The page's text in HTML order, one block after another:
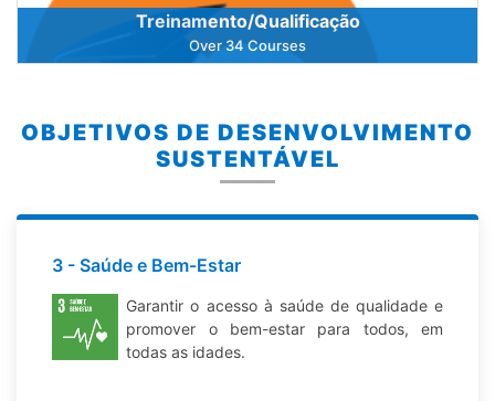
Treinamento/Qualificação
Over 34 Courses
OBJETIVOS DE DESENVOLVIMENTO
SUSTENTÁVEL
3 - Saúde e Bem-Estar
Garantir o acesso à saúde de qualidade e
promover o bem-estar para todos, em
todas as idades.